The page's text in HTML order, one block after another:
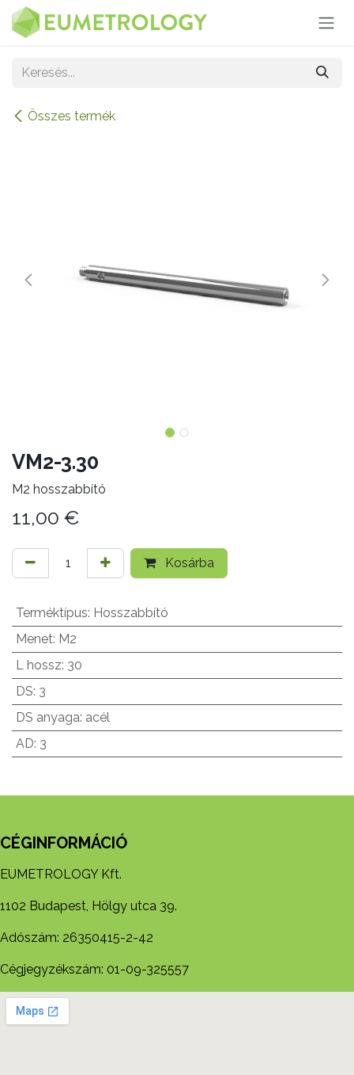
Kihagyás és továbblépés a tartalomhoz
Összes termék
VM2-3.30
M2 hosszabbító
11,00 €
Kosárba
Terméktípus: Hosszabbító
Menet: M2
L hossz: 30
DS: 3
DS anyaga: acél
AD: 3
CÉGINFORMÁCIÓ
EUMETROLOGY Kft.
1102 Budapest, Hölgy utca 39.
Adószám: 26350415-2-42
Cégjegyzékszám: 01-09-325557